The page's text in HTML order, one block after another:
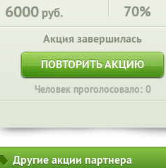
6000 руб. 70%
Акция завершилась
ПОВТОРИТЬ АКЦИЮ
Человек проголосовало: 0
Другие акции партнера